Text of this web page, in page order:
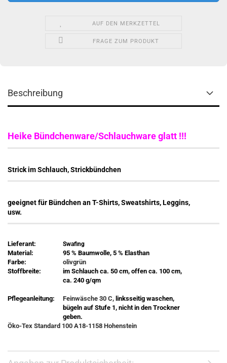
AUF DEN MERKZETTEL
FRAGE ZUM PRODUKT
Beschreibung
Heike Bündchenware/Schlauchware glatt !!!
Strick im Schlauch, Strickbündchen
geeignet für Bündchen an T-Shirts, Sweatshirts, Leggins,
usw.
Lieferant: Swafing
Material:
95 % Baumwolle, 5 % Elasthan
Farbe:
olivgrün
Stoffbreite:
im Schlauch ca. 50 cm, offen ca. 100 cm,
ca. 240 g/qm
Pflegeanleitung: Feinwäsche 30 C, linksseitig waschen,
bügeln auf Stufe 1, nicht in den Trockner
geben.
Öko-Tex Standard 100 A18-1158 Hohenstein